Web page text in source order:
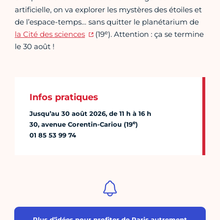
artificielle, on va explorer les mystères des étoiles et
de l’espace-temps… sans quitter le planétarium de
la Cité des sciences
(19e). Attention : ça se termine
le 30 août !
Infos pratiques
Jusqu’au 30 août 2026, de 11 h à 16 h
30, avenue Corentin-Cariou (19e)
01 85 53 99 74